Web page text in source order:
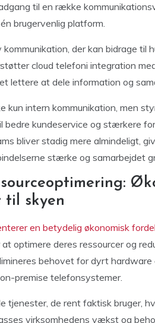
til en række
brugervenlig platform.
der kan bidrage til
cloud telefoni integration
lettere at dele information og
kun intern kommunikation, men
kundeservice og stærkere
bliver stadig mere almindeligt,
stærke og samarbejdet
til skyen
en betydelig økonomisk
optimere deres ressourcer og
behovet for dyrt hardware
premise telefonsystemer.
tjenester, de rent faktisk bruger,
virksomhedens vækst og